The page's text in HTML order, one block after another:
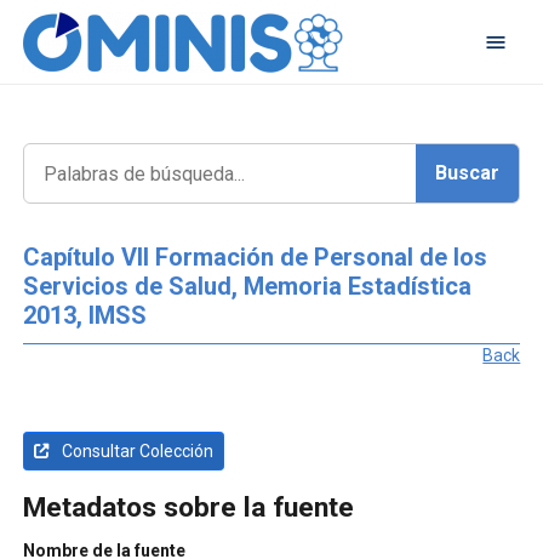
Capítulo VII Formación de Personal de los
Servicios de Salud, Memoria Estadística
2013, IMSS
Back
Consultar Colección
Metadatos sobre la fuente
Nombre de la fuente